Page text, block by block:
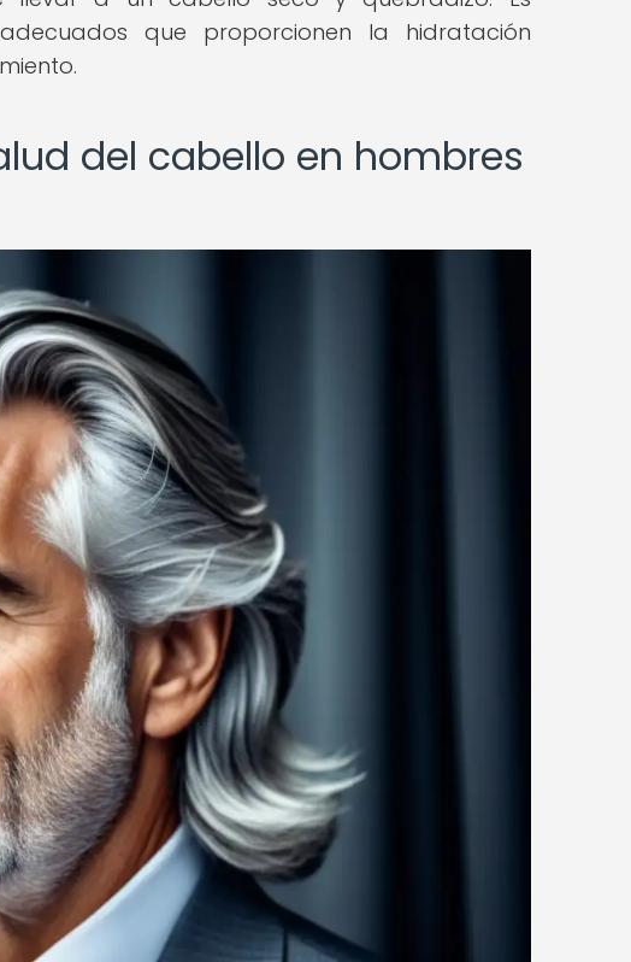
que proporcionen la hidratación
del cabello en hombres